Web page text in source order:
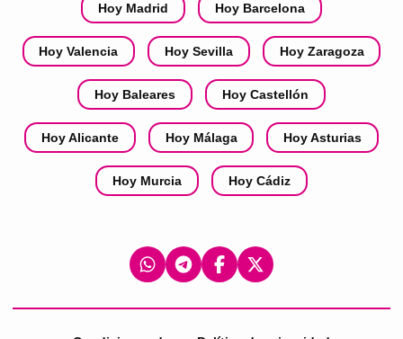
Hoy Madrid Hoy Barcelona
Hoy Valencia Hoy Sevilla Hoy Zaragoza
Hoy Baleares Hoy Castellón
Hoy Alicante Hoy Málaga Hoy Asturias
Hoy Murcia Hoy Cádiz